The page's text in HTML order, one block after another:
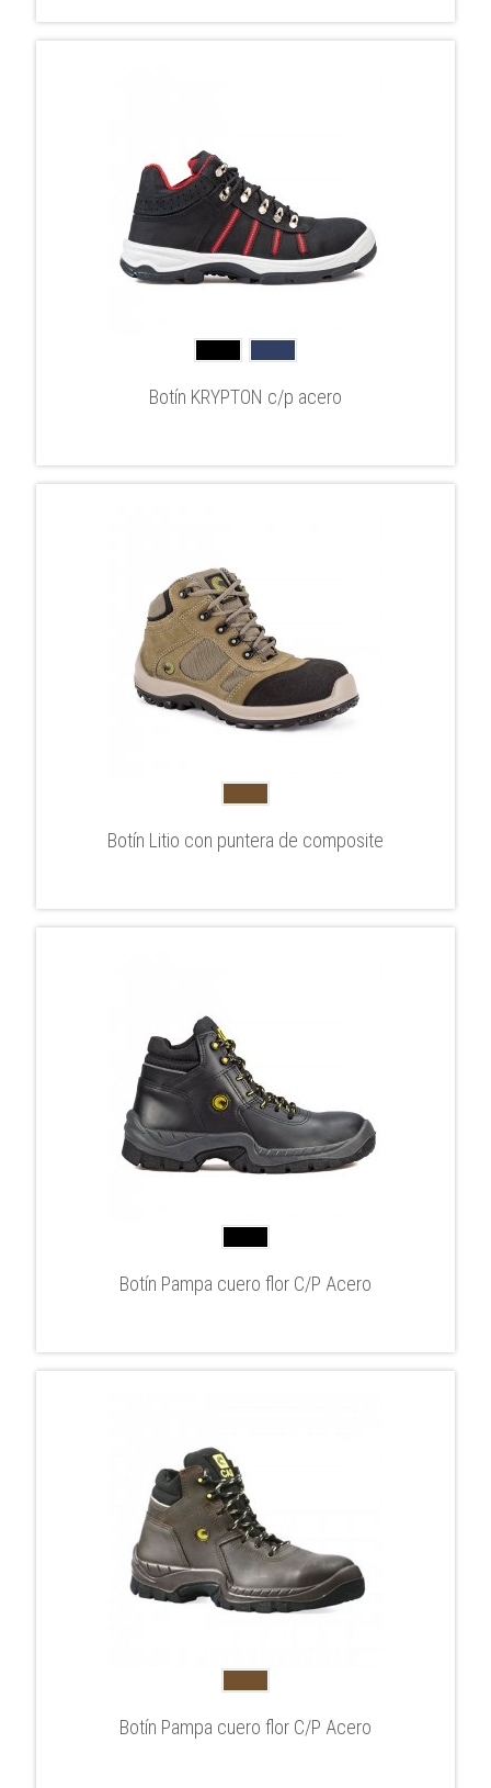
Botín KRYPTON c/p acero
Botín Litio con puntera de composite
Botín Pampa cuero flor C/P Acero
Botín Pampa cuero flor C/P Acero